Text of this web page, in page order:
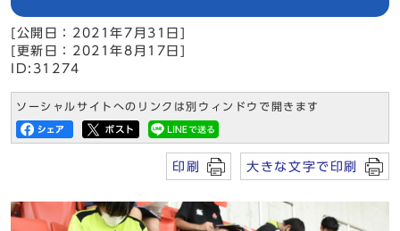
[公開日：2021年7月31日]
[更新日：2021年8月17日]
ID:31274
ソーシャルサイトへのリンクは別ウィンドウで開きます
印刷 大きな文字で印刷